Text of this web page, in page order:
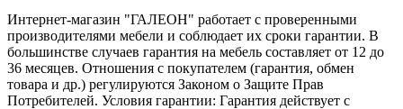
Интернет-магазин "ГАЛЕОН" работает с проверенными
производителями мебели и соблюдает их сроки гарантии. В
большинстве случаев гарантия на мебель составляет от 12 до
36 месяцев. Отношения с покупателем (гарантия, обмен
товара и др.) регулируются Законом о Защите Прав
Потребителей. Условия гарантии: Гарантия действует с